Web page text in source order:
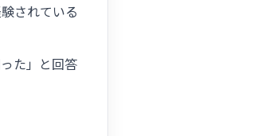
されている
た」と回答